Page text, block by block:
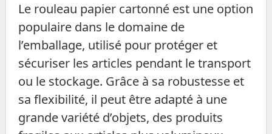
Le rouleau papier cartonné est une option
populaire dans le domaine de
l’emballage, utilisé pour protéger et
sécuriser les articles pendant le transport
ou le stockage. Grâce à sa robustesse et
sa flexibilité, il peut être adapté à une
grande variété d’objets, des produits